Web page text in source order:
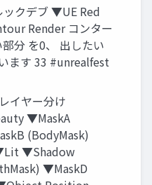
クデブ ▼UE Red
Render コンター
分 を0、 出したい
ます 33 #unrealfest
イヤー分け
▼MaskA
(BodyMask)
▼Shadow
▼MaskD